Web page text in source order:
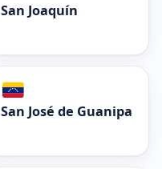
San Joaquín
San José de Guanipa